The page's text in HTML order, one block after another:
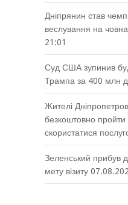
Дніпрянин став
веслування на
21:01
Суд США зупинив
Трампа за 400 млн
Жителі
безкоштовно
скористатися
Зеленський прибув
мету візиту